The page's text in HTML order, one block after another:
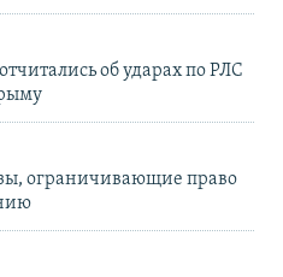
об ударах по РЛС
ограничивающие право